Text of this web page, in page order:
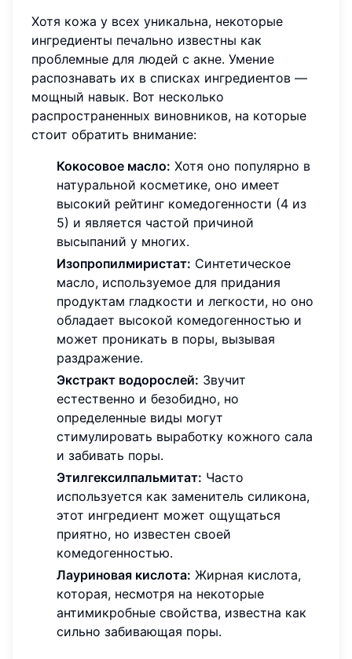
Хотя кожа у всех уникальна, некоторые
ингредиенты печально известны как
проблемные для людей с акне. Умение
распознавать их в списках ингредиентов —
мощный навык. Вот несколько
распространенных виновников, на которые
стоит обратить внимание:
Кокосовое масло: Хотя оно популярно в
натуральной косметике, оно имеет
высокий рейтинг комедогенности (4 из
5) и является частой причиной
высыпаний у многих.
Изопропилмиристат: Синтетическое
масло, используемое для придания
продуктам гладкости и легкости, но оно
обладает высокой комедогенностью и
может проникать в поры, вызывая
раздражение.
Экстракт водорослей: Звучит
естественно и безобидно, но
определенные виды могут
стимулировать выработку кожного сала
и забивать поры.
Этилгексилпальмитат: Часто
используется как заменитель силикона,
этот ингредиент может ощущаться
приятно, но известен своей
комедогенностью.
Лауриновая кислота: Жирная кислота,
которая, несмотря на некоторые
антимикробные свойства, известна как
сильно забивающая поры.